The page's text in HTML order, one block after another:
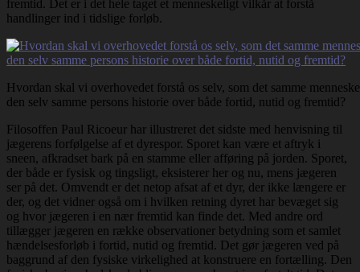
fremtid. Det er i det hele taget et menneskeligt vilkår at forstå
handlinger ind i tidslige forløb.
Hvordan skal vi overhovedet forstå os selv, som det samme
den selv samme persons historie over både fortid, nutid og fremtid?
Filosoffen Paul Ricoeur har illustreret det sidste med henvisning til
jægerens forfølgelse af et dyrespor. Sporet kan være et aftryk i
sneen, afkradset bark på en stamme eller afføring på jorden. Sporet,
der både er fysisk og tingsligt, eksisterer her og nu, mens jægeren
ser på det. Omvendt er det netop afsat af et dyr, der ikke længere er
der, og det vidner også om i hvilken retning dyret har bevæget sig
og hvor jægeren i en nær fremtid kan finde det. Med andre ord
tillægger jægeren en række observationer betydning som et samlet
hændelsesforløb i fortid, nutid og fremtid. Det gør jægeren ved på
baggrund af den fysiske virkelighed at konstruere en fortælling. Den